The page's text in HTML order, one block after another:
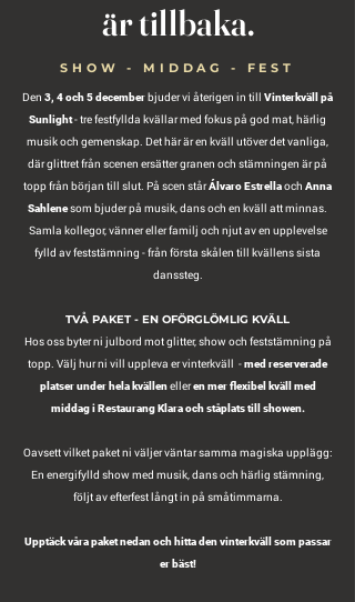
är tillbaka.
SHOW - MIDDAG - FEST
Den 3, 4 och 5 decemberbjuder vi återigen in till Vinterkväll på
Sunlight- tre festfyllda kvällar med fokus på god mat, härlig
musik och gemenskap. Det här är en kväll utöver det vanliga,
där glittret från scenen ersätter granen och stämningen är på
topp från början till slut. På scen stårÁlvaro Estrellaoch Anna
Sahlenesom bjuder på musik, dans och en kväll att minnas.
Samla kollegor, vänner eller familj och njut av en upplevelse
fylld av feststämning - från första skålen till kvällens sista
danssteg.
TVÅ PAKET - EN OFÖRGLÖMLIG KVÄLL
Hos oss byter ni julbord mot glitter, show och feststämning på
topp. Välj hur ni vill uppleva er vinterkväll -med reserverade
platser under hela kvällenelleren mer flexibel kväll med
middag i Restaurang Klara och ståplats till showen.
Oavsett vilket paket ni väljer väntar samma magiska upplägg:
En energifylld show med musik, dans och härlig stämning,
följt av efterfest långt in på småtimmarna.
Upptäck våra paket nedan och hitta den vinterkväll som passar
er bäst!